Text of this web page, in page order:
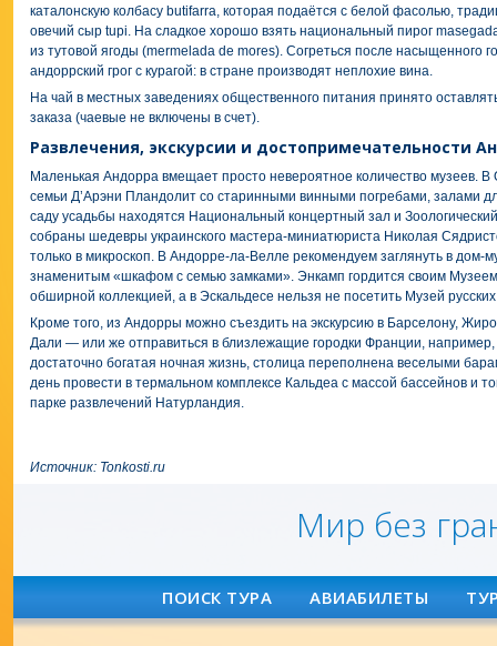
каталонскую колбасу butifarra, которая подаётся с белой фасолью,
овечий сыр tupi. На сладкое хорошо взять национальный пирог
из тутовой ягоды (mermelada de mores). Согреться после насыщенного
андоррский грог с курагой: в стране производят неплохие вина.
На чай в местных заведениях общественного питания принято
заказа (чаевые не включены в счет).
Развлечения, экскурсии и достопримечательности
Маленькая Андорра вмещает просто невероятное количество музеев.
семьи Д’Арэни Пландолит со старинными винными погребами, залами
саду усадьбы находятся Национальный концертный зал и
собраны шедевры украинского мастера-миниатюриста Николая
только в микроскоп. В Андорре-ла-Велле рекомендуем заглянуть в
знаменитым «шкафом с семью замками». Энкамп гордится своим
обширной коллекцией, а в Эскальдесе нельзя не посетить Музей
Кроме того, из Андорры можно съездить на экскурсию в Барселону,
Дали — или же отправиться в близлежащие городки Франции,
достаточно богатая ночная жизнь, столица переполнена веселыми
день провести в термальном комплексе Кальдеа с массой бассейнов и
парке развлечений Натурландия.
Источник: Tonkosti.ru
Мир без
ПОИСК ТУРА АВИАБИЛЕТЫ